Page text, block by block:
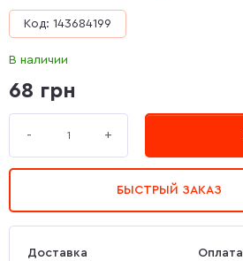
Код: 143684199
В наличии
68 грн
- +
БЫСТРЫЙ ЗАКАЗ
Доставка
Оплата